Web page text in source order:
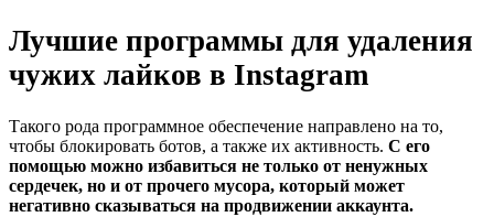
Лучшие программы для удаления
чужих лайков в Instagram
Такого рода программное обеспечение направлено на то,
чтобы блокировать ботов, а также их активность. С его
помощью можно избавиться не только от ненужных
сердечек, но и от прочего мусора, который может
негативно сказываться на продвижении аккаунта.